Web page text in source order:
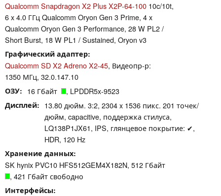
Qualcomm Snapdragon X2 Plus X2P-64-100 10c/10t,
6 x 4.0 ГГц Qualcomm Oryon Gen 3 Prime, 4 x
Qualcomm Oryon Gen 3 Performance, 28 W PL2 /
Short Burst, 18 W PL1 / Sustained, Oryon v3
Графический адаптер
Qualcomm SD X2 Adreno X2-45, Видеопр-р:
1350 МГц, 32.0.147.10
ОЗУ 16 Гбайт , LPDDR5x-9523
Дисплей
13.80 дюйм. 3:2, 2304 x 1536 пикс. 201 точек/
дюйм, capacitive, поддержка стилуса,
LQ138P1JX61, IPS, глянцевое покрытие: ✔,
HDR, 120 Hz
Хранение данных
SK hynix PVC10 HFS512GEM4X182N, 512 Гбайт
, 421 Гбайт свободно
Интерфейсы